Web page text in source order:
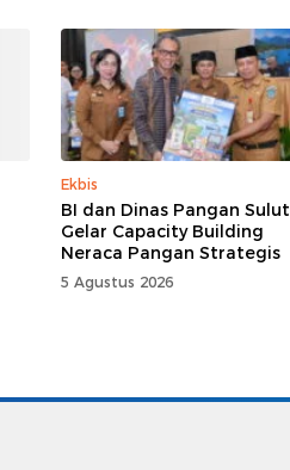
Ekbis
BI dan Dinas Pangan Sulut
Gelar Capacity Building
Neraca Pangan Strategis
5 Agustus 2026